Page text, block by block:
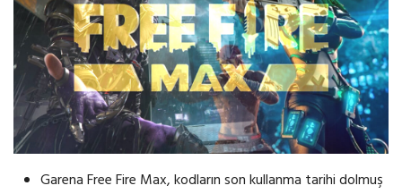
Garena Free Fire Max, kodların son kullanma tarihi dolmuş